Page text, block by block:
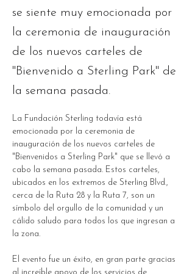
se siente muy emocionada por
la ceremonia de inauguración
de los nuevos carteles de
"Bienvenido a Sterling Park" de
la semana pasada.
La Fundación Sterling todavía está
emocionada por la ceremonia de
inauguración de los nuevos carteles de
"Bienvenidos a Sterling Park" que se llevó a
cabo la semana pasada. Estos carteles,
ubicados en los extremos de Sterling Blvd.,
cerca de la Ruta 28 y la Ruta 7, son un
símbolo del orgullo de la comunidad y un
cálido saludo para todos los que ingresan a
la zona.
El evento fue un éxito, en gran parte gracias